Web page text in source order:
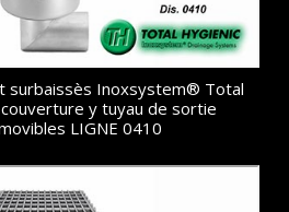
surbaissès Inoxsystem® Total
y tuyau de sortie
LIGNE 0410